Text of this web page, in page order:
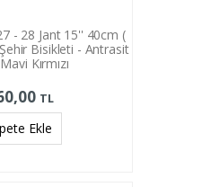
- 28 Jant 15'' 40cm (
Bisikleti - Antrasit
Kırmızı
TL
Ekle